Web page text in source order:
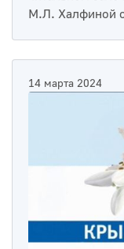
М.Л. Халфиной
14 марта 2024